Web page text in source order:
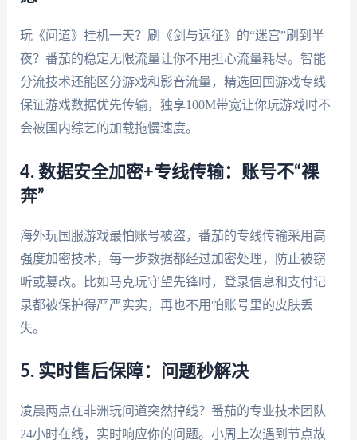
玩《问道》挂机一天？刷《剑与远征》的“迷宫”刷到半
夜？番茄的稳定无限流量让你不用担心流量耗尽。智能
分流技术还能区分游戏和影音流量，精选回国游戏专线
保证游戏数据优先传输，独享100M带宽让你玩游戏时不
会被国内综艺的加载拖慢速度。
4. 数据安全加密+专线传输：账号不“裸
奔”
海外玩国服游戏最怕账号被盗，番茄的专线传输采用高
强度加密技术，每一步数据都经过加密处理，防止被窃
听或篡改。比如马克玩守望先锋时，登录信息和支付记
录都被保护得严严实实，再也不用怕账号里的皮肤丢
失。
5. 实时售后保障：问题秒解决
凌晨两点在非洲玩问道突然掉线？番茄的专业技术团队
24小时在线，实时响应你的问题。小周上次遇到节点故